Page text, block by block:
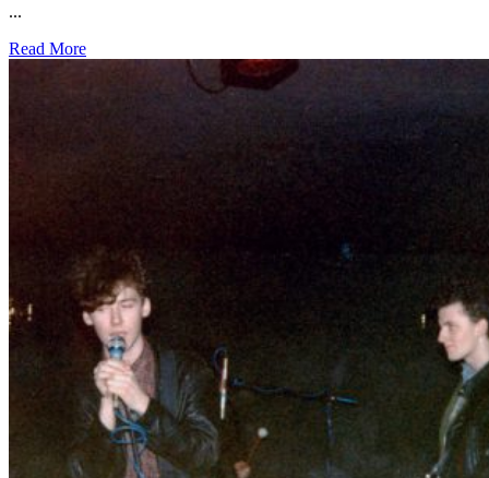
...
Read More